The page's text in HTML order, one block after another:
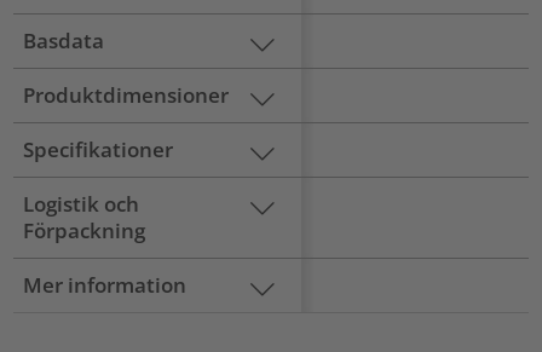
Basdata
Produktdimensioner
Specifikationer
Logistik och
Förpackning
Mer information